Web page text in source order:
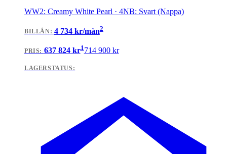
WW2: Creamy White Pearl · 4NB: Svart (Nappa)
BILLÅN: 4 734kr/mån2
PRIS: 637 824kr1714 900kr
LAGERSTATUS: